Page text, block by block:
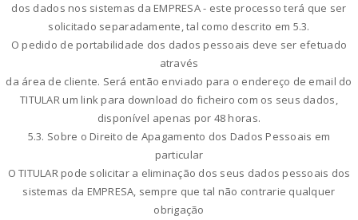
dos dados nos sistemas da EMPRESA - este processo terá que ser
solicitado separadamente, tal como descrito em 5.3.
O pedido de portabilidade dos dados pessoais deve ser efetuado
através
da área de cliente. Será então enviado para o endereço de email do
TITULAR um link para download do ficheiro com os seus dados,
disponível apenas por 48 horas.
5.3. Sobre o Direito de Apagamento dos Dados Pessoais em
particular
O TITULAR pode solicitar a eliminação dos seus dados pessoais dos
sistemas da EMPRESA, sempre que tal não contrarie qualquer
obrigação